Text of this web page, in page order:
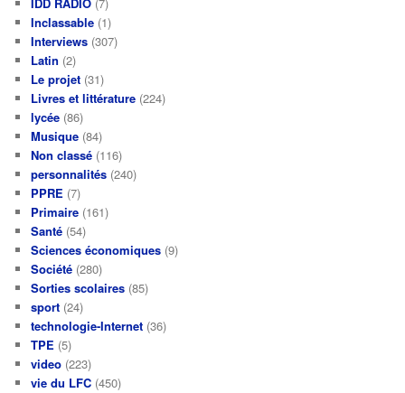
IDD RADIO (7)
Inclassable (1)
Interviews (307)
Latin (2)
Le projet (31)
Livres et littérature (224)
lycée (86)
Musique (84)
Non classé (116)
personnalités (240)
PPRE (7)
Primaire (161)
Santé (54)
Sciences économiques (9)
Société (280)
Sorties scolaires (85)
sport (24)
technologie-Internet (36)
TPE (5)
video (223)
vie du LFC (450)